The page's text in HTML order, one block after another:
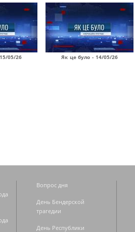
05/26 Як це було - 14/05/26
Вопрос дня
День Бендерской
трагедии
День Республики